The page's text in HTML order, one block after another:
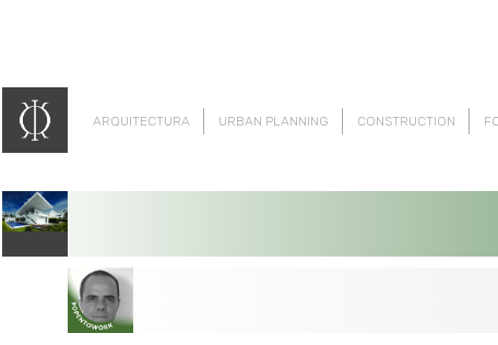
ARQUITECTURA URBAN PLANNING CONSTRUCTION